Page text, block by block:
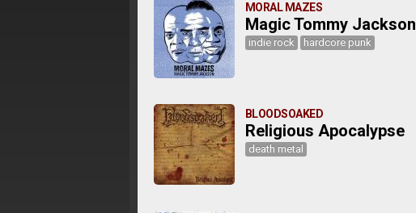
MORAL MAZES
Magic Tommy Jackson
indie rock hardcore punk
BLOODSOAKED
Religious Apocalypse
death metal